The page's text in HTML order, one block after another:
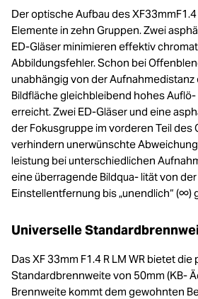
Der optische Aufbau des XF33mmF1.4
Elemente in zehn Gruppen. Zwei
ED-Gläser minimieren effektiv
Abbildungsfehler. Schon bei
unabhängig von der
Bildfläche gleichbleibend hohes
erreicht. Zwei ED-Gläser und eine
der Fokusgruppe im vorderen Teil des
verhindern unerwünschte
leistung bei unterschiedlichen
eine überragende Bildqua- lität von
Einstellentfernung bis „unendlich“ (∞)
Universelle
Das XF 33mm F1.4 R LM WR bietet die
Standardbrennweite von 50mm (KB-
Brennweite kommt dem gewohnten